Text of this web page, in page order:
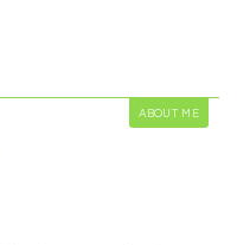
ABOUT ME